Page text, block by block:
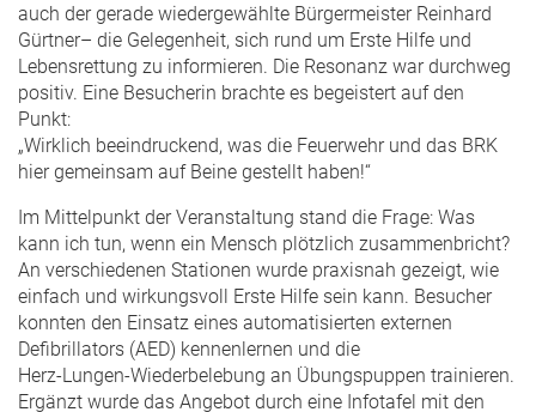
auch der gerade wiedergewählte Bürgermeister Reinhard
Gürtner– die Gelegenheit, sich rund um Erste Hilfe und
Lebensrettung zu informieren. Die Resonanz war durchweg
positiv. Eine Besucherin brachte es begeistert auf den
Punkt:
„Wirklich beeindruckend, was die Feuerwehr und das BRK
hier gemeinsam auf Beine gestellt haben!“
Im Mittelpunkt der Veranstaltung stand die Frage: Was
kann ich tun, wenn ein Mensch plötzlich zusammenbricht?
An verschiedenen Stationen wurde praxisnah gezeigt, wie
einfach und wirkungsvoll Erste Hilfe sein kann. Besucher
konnten den Einsatz eines automatisierten externen
Defibrillators (AED) kennenlernen und die
Herz‑Lungen‑Wiederbelebung an Übungspuppen trainieren.
Ergänzt wurde das Angebot durch eine Infotafel mit den